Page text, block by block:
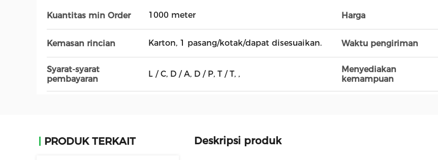
Kuantitas min Order 1000 meter Harga
Kemasan rincian Karton, 1 pasang/kotak/dapat disesuaikan. Waktu pengiriman
Syarat-syarat
pembayaran
L / C, D / A, D / P, T / T, ,
Menyediakan
kemampuan
PRODUK TERKAIT Deskripsi produk